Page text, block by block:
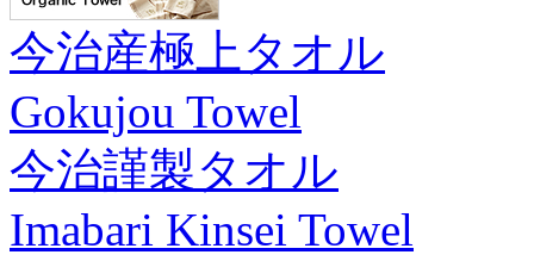
今治産極上タオル
Gokujou Towel
今治謹製タオル
Imabari Kinsei Towel